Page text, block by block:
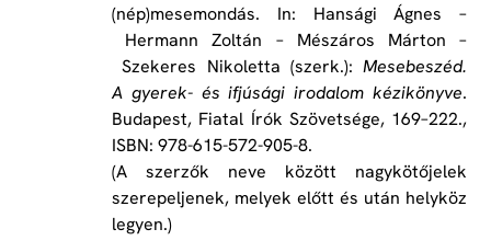
(nép)mesemondás. In: Hansági Ágnes –
Hermann Zoltán – Mészáros Márton –
Szekeres Nikoletta (szerk.): Mesebeszéd.
A gyerek- és ifjúsági irodalom kézikönyve.
Budapest, Fiatal Írók Szövetsége, 169–222.,
ISBN: 978-615-572-905-8.
(A szerzők neve között nagykötőjelek
szerepeljenek, melyek előtt és után helyköz
legyen.)